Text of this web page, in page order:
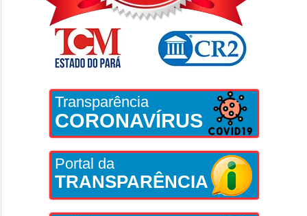
Transparência
CORONAVÍRUS
Portal da
TRANSPARÊNCIA